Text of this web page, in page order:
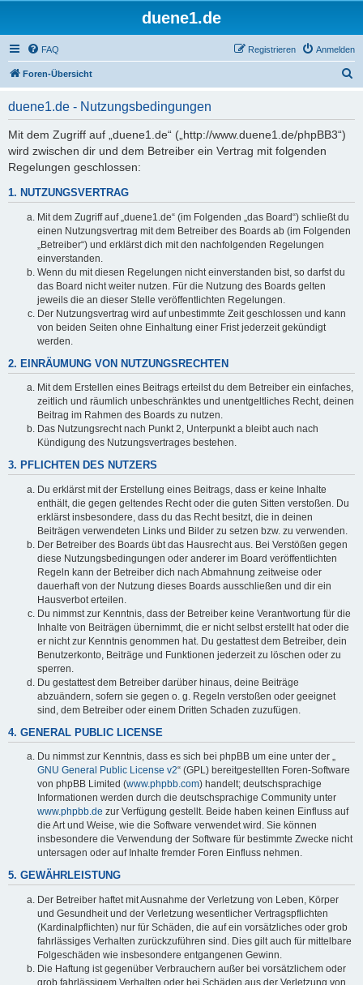
duene1.de
FAQ Anmelden
Registrieren
Foren-Übersicht
duene1.de - Nutzungsbedingungen
Mit dem Zugriff auf „duene1.de“ („http://www.duene1.de/phpBB3“)
wird zwischen dir und dem Betreiber ein Vertrag mit folgenden
Regelungen geschlossen:
1. NUTZUNGSVERTRAG
Mit dem Zugriff auf „duene1.de“ (im Folgenden „das Board“) schließt du
einen Nutzungsvertrag mit dem Betreiber des Boards ab (im Folgenden
„Betreiber“) und erklärst dich mit den nachfolgenden Regelungen
einverstanden.
Wenn du mit diesen Regelungen nicht einverstanden bist, so darfst du
das Board nicht weiter nutzen. Für die Nutzung des Boards gelten
jeweils die an dieser Stelle veröffentlichten Regelungen.
Der Nutzungsvertrag wird auf unbestimmte Zeit geschlossen und kann
von beiden Seiten ohne Einhaltung einer Frist jederzeit gekündigt
werden.
2. EINRÄUMUNG VON NUTZUNGSRECHTEN
Mit dem Erstellen eines Beitrags erteilst du dem Betreiber ein einfaches,
zeitlich und räumlich unbeschränktes und unentgeltliches Recht, deinen
Beitrag im Rahmen des Boards zu nutzen.
Das Nutzungsrecht nach Punkt 2, Unterpunkt a bleibt auch nach
Kündigung des Nutzungsvertrages bestehen.
3. PFLICHTEN DES NUTZERS
Du erklärst mit der Erstellung eines Beitrags, dass er keine Inhalte
enthält, die gegen geltendes Recht oder die guten Sitten verstoßen. Du
erklärst insbesondere, dass du das Recht besitzt, die in deinen
Beiträgen verwendeten Links und Bilder zu setzen bzw. zu verwenden.
Der Betreiber des Boards übt das Hausrecht aus. Bei Verstößen gegen
diese Nutzungsbedingungen oder anderer im Board veröffentlichten
Regeln kann der Betreiber dich nach Abmahnung zeitweise oder
dauerhaft von der Nutzung dieses Boards ausschließen und dir ein
Hausverbot erteilen.
Du nimmst zur Kenntnis, dass der Betreiber keine Verantwortung für die
Inhalte von Beiträgen übernimmt, die er nicht selbst erstellt hat oder die
er nicht zur Kenntnis genommen hat. Du gestattest dem Betreiber, dein
Benutzerkonto, Beiträge und Funktionen jederzeit zu löschen oder zu
sperren.
Du gestattest dem Betreiber darüber hinaus, deine Beiträge
abzuändern, sofern sie gegen o. g. Regeln verstoßen oder geeignet
sind, dem Betreiber oder einem Dritten Schaden zuzufügen.
4. GENERAL PUBLIC LICENSE
Du nimmst zur Kenntnis, dass es sich bei phpBB um eine unter der „
GNU General Public License v2“ (GPL) bereitgestellten Foren-Software
von phpBB Limited (www.phpbb.com) handelt; deutschsprachige
Informationen werden durch die deutschsprachige Community unter
www.phpbb.de zur Verfügung gestellt. Beide haben keinen Einfluss auf
die Art und Weise, wie die Software verwendet wird. Sie können
insbesondere die Verwendung der Software für bestimmte Zwecke nicht
untersagen oder auf Inhalte fremder Foren Einfluss nehmen.
5. GEWÄHRLEISTUNG
Der Betreiber haftet mit Ausnahme der Verletzung von Leben, Körper
und Gesundheit und der Verletzung wesentlicher Vertragspflichten
(Kardinalpflichten) nur für Schäden, die auf ein vorsätzliches oder grob
fahrlässiges Verhalten zurückzuführen sind. Dies gilt auch für mittelbare
Folgeschäden wie insbesondere entgangenen Gewinn.
Die Haftung ist gegenüber Verbrauchern außer bei vorsätzlichem oder
grob fahrlässigem Verhalten oder bei Schäden aus der Verletzung von